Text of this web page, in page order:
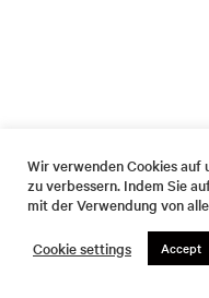
Wir verwenden Cookies auf
zu verbessern. Indem Sie
mit der Verwendung von
Cookie settings Accept